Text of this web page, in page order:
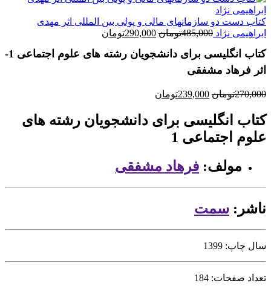
کتاب دست دو سازمانهای مالی و پولی بین المللی اثر مهدی
ابراهیمی نژاد 485,000تومان قیمت
485,000تومان
290,000تومان
290,000تومان
کتاب انگلیسی برای دانشجویان رشته های علوم اجتماعی 1-
اثر فرهاد مشفقی
270,000تومان قیمت
270,000تومان
بود.
239,000تومان
239,000تومان
است.
کتاب انگلیسی برای دانشجویان رشته های
علوم اجتماعی 1
مولف: فرهاد مشفقی
ناشر: سمت
سال چاپ: 1399
تعداد صفحات: 184